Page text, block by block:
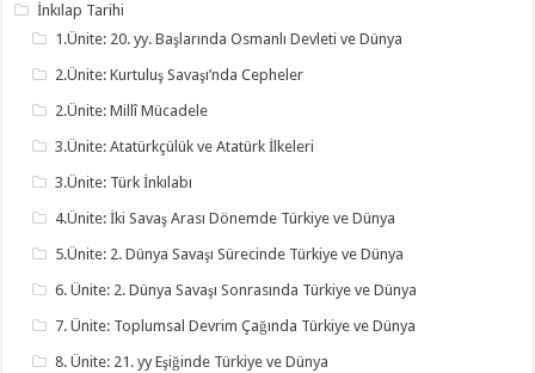
İnkılap Tarihi
1.Ünite: 20. yy. Başlarında Osmanlı Devleti ve Dünya
2.Ünite: Kurtuluş Savaşı’nda Cepheler
2.Ünite: Millî Mücadele
3.Ünite: Atatürkçülük ve Atatürk İlkeleri
3.Ünite: Türk İnkılabı
4.Ünite: İki Savaş Arası Dönemde Türkiye ve Dünya
5.Ünite: 2. Dünya Savaşı Sürecinde Türkiye ve Dünya
6. Ünite: 2. Dünya Savaşı Sonrasında Türkiye ve Dünya
7. Ünite: Toplumsal Devrim Çağında Türkiye ve Dünya
8. Ünite: 21. yy Eşiğinde Türkiye ve Dünya